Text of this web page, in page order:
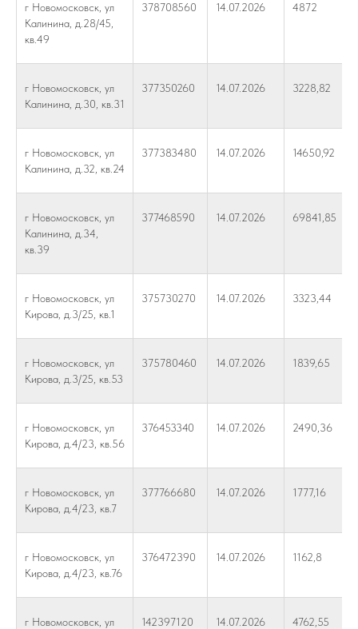
г Новомосковск, ул
Калинина, д.28/45,
кв.49
378708560 14.07.2026 4872
г Новомосковск, ул
Калинина, д.30, кв.31
377350260 14.07.2026 3228,82
г Новомосковск, ул
Калинина, д.32, кв.24
377383480 14.07.2026 14650,92
г Новомосковск, ул
Калинина, д.34,
кв.39
377468590 14.07.2026 69841,85
г Новомосковск, ул
Кирова, д.3/25, кв.1
375730270 14.07.2026 3323,44
г Новомосковск, ул
Кирова, д.3/25, кв.53
375780460 14.07.2026 1839,65
г Новомосковск, ул
Кирова, д.4/23, кв.56
376453340 14.07.2026 2490,36
г Новомосковск, ул
Кирова, д.4/23, кв.7
377766680 14.07.2026 1777,16
г Новомосковск, ул
Кирова, д.4/23, кв.76
376472390 14.07.2026 1162,8
г Новомосковск, ул
142397120 14.07.2026 4762,55